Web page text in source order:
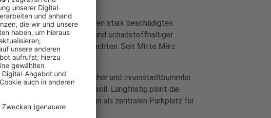
vor über 3,5 Jahren stark beschädigtes
verzögerte sich aufgrund schadstoffhaltiger
erforderlich machten. Seit Mitte März
Schleiden mit.
für Freibadbesucher und Innenstadtbummler
fertiggestellt sein soll. Langfristig plant die
Bäumen zu gestalten, um ihn als zentralen Parkplatz für